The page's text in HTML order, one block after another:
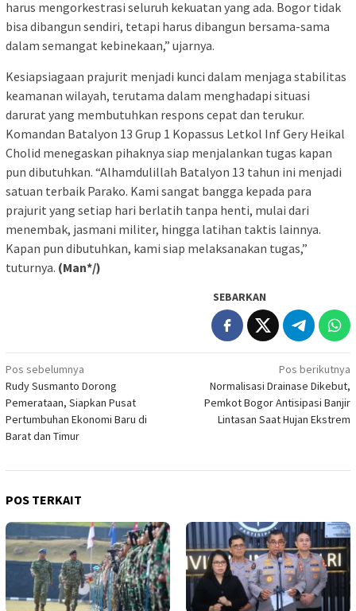
harus mengorkestrasi seluruh kekuatan yang ada. Bogor tidak
bisa dibangun sendiri, tetapi harus dibangun bersama-sama
dalam semangat kebinekaan,” ujarnya.
Kesiapsiagaan prajurit menjadi kunci dalam menjaga stabilitas
keamanan wilayah, terutama dalam menghadapi situasi
darurat yang membutuhkan respons cepat dan terukur.
Komandan Batalyon 13 Grup 1 Kopassus Letkol Inf Gery Heikal
Cholid menegaskan pihaknya siap menjalankan tugas kapan
pun dibutuhkan. “Alhamdulillah Batalyon 13 tahun ini menjadi
satuan terbaik Parako. Kami sangat bangga kepada para
prajurit yang setiap hari berlatih tanpa henti, mulai dari
menembak, jasmani militer, hingga latihan taktis lainnya.
Kapan pun dibutuhkan, kami siap melaksanakan tugas,”
tuturnya. (Man*/)
SEBARKAN
Navigasi
pos
Pos sebelumnya
Rudy Susmanto Dorong
Pemerataan, Siapkan Pusat
Pertumbuhan Ekonomi Baru di
Barat dan Timur
Pos berikutnya
Normalisasi Drainase Dikebut,
Pemkot Bogor Antisipasi Banjir
Lintasan Saat Hujan Ekstrem
POS TERKAIT